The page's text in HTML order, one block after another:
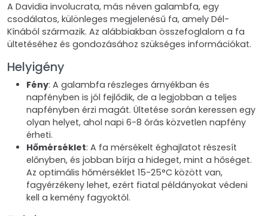
A Davidia involucrata, más néven galambfa, egy
csodálatos, különleges megjelenésű fa, amely Dél-
Kínából származik. Az alábbiakban összefoglalom a fa
ültetéséhez és gondozásához szükséges információkat.
Helyigény
Fény: A galambfa részleges árnyékban és
napfényben is jól fejlődik, de a legjobban a teljes
napfényben érzi magát. Ültetése során keressen egy
olyan helyet, ahol napi 6-8 órás közvetlen napfény
érheti.
Hőmérséklet: A fa mérsékelt éghajlatot részesít
előnyben, és jobban bírja a hideget, mint a hőséget.
Az optimális hőmérséklet 15-25°C között van,
fagyérzékeny lehet, ezért fiatal példányokat védeni
kell a kemény fagyoktól.